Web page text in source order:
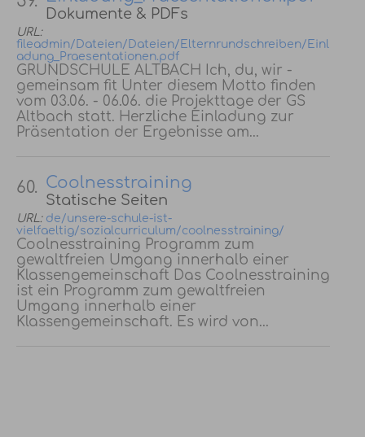
Dokumente & PDFs
URL:
fileadmin/Dateien/Dateien/Elternrundschreiben/Einl
adung_Praesentationen.pdf
GRUNDSCHULE ALTBACH Ich, du, wir -
gemeinsam fit Unter diesem Motto finden
vom 03.06. - 06.06. die Projekttage der GS
Altbach statt. Herzliche Einladung zur
Präsentation der Ergebnisse am...
60. Coolnesstraining
Statische Seiten
URL: de/unsere-schule-ist-
vielfaeltig/sozialcurriculum/coolnesstraining/
Coolnesstraining Programm zum
gewaltfreien Umgang innerhalb einer
Klassengemeinschaft Das Coolnesstraining
ist ein Programm zum gewaltfreien
Umgang innerhalb einer
Klassengemeinschaft. Es wird von...